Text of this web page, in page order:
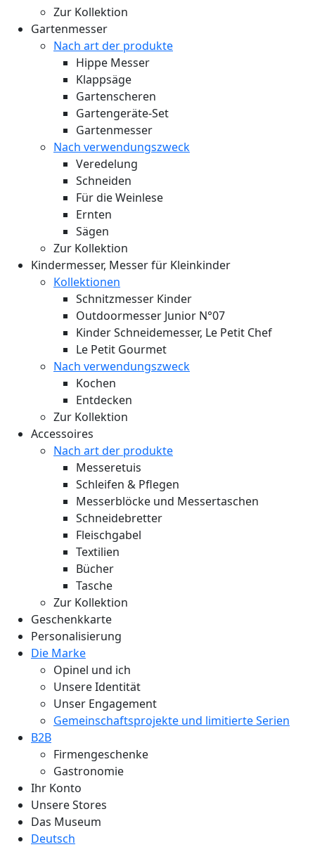
Zur Kollektion
Gartenmesser
Nach art der produkte
Hippe Messer
Klappsäge
Gartenscheren
Gartengeräte-Set
Gartenmesser
Nach verwendungszweck
Veredelung
Schneiden
Für die Weinlese
Ernten
Sägen
Zur Kollektion
Kindermesser, Messer für Kleinkinder
Kollektionen
Schnitzmesser Kinder
Outdoormesser Junior N°07
Kinder Schneidemesser, Le Petit Chef
Le Petit Gourmet
Nach verwendungszweck
Kochen
Entdecken
Zur Kollektion
Accessoires
Nach art der produkte
Messeretuis
Schleifen & Pflegen
Messerblöcke und Messertaschen
Schneidebretter
Fleischgabel
Textilien
Bücher
Tasche
Zur Kollektion
Geschenkkarte
Personalisierung
Die Marke
Opinel und ich
Unsere Identität
Unser Engagement
Gemeinschaftsprojekte und limitierte Serien
B2B
Firmengeschenke
Gastronomie
Ihr Konto
Unsere Stores
Das Museum
Deutsch